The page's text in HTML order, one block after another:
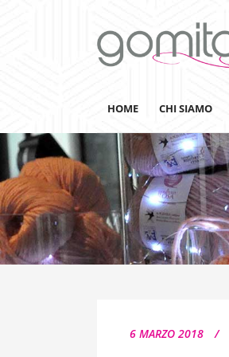
HOME CHI SIAMO
6 MARZO 2018